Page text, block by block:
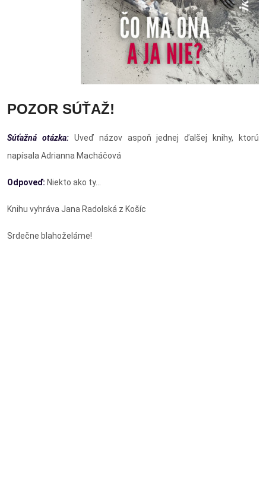
POZOR SÚŤAŽ!
Súťažná otázka:Uveď názov aspoň jednej ďalšej knihy, ktorú
napísala Adrianna Macháčová
Odpoveď: Niekto ako ty...
Knihu vyhráva Jana Radolská z Košíc
Srdečne blahoželáme!